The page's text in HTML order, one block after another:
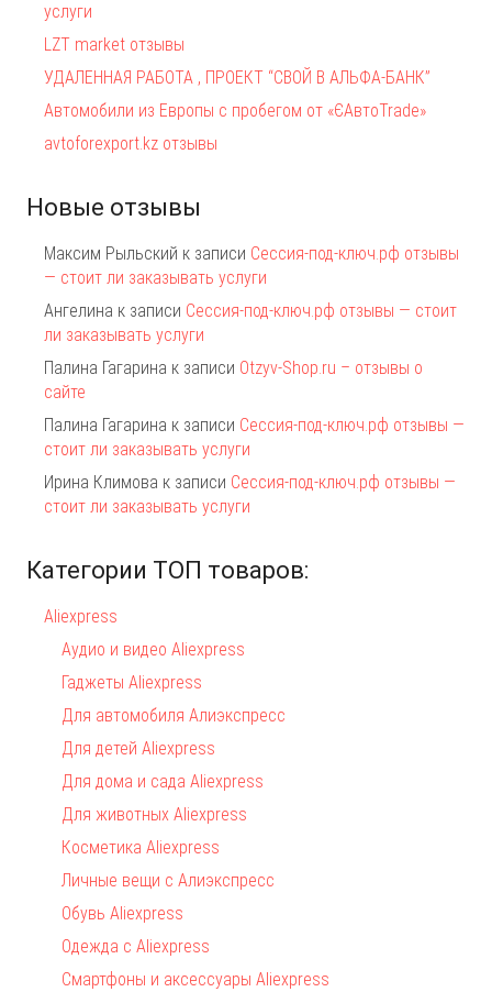
услуги
LZT market отзывы
УДАЛЕННАЯ РАБОТА , ПРОЕКТ “СВОЙ В АЛЬФА-БАНК”
Автомобили из Европы с пробегом от «ЄАвтоTrаde»
avtoforexport.kz отзывы
Новые отзывы
Максим Рыльский к записи Сессия-под-ключ.рф отзывы
— стоит ли заказывать услуги
Ангелина к записи Сессия-под-ключ.рф отзывы — стоит
ли заказывать услуги
Палина Гагарина к записи Otzyv-Shop.ru – отзывы о
сайте
Палина Гагарина к записи Сессия-под-ключ.рф отзывы —
стоит ли заказывать услуги
Ирина Климова к записи Сессия-под-ключ.рф отзывы —
стоит ли заказывать услуги
Категории ТОП товаров:
Aliexpress
Аудио и видео Aliexpress
Гаджеты Aliexpress
Для автомобиля Алиэкспресс
Для детей Aliexpress
Для дома и сада Aliexpress
Для животных Aliexpress
Косметика Aliexpress
Личные вещи с Алиэкспресс
Обувь Aliexpress
Одежда с Aliexpress
Смартфоны и аксессуары Aliexpress